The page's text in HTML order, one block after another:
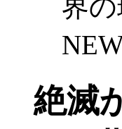
界
絶滅